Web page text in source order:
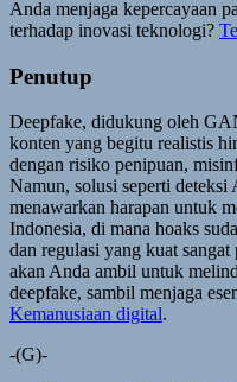
Anda menjaga kepercayaan
terhadap inovasi teknologi?
Penutup
Deepfake, didukung oleh
konten yang begitu realistis
dengan risiko penipuan,
Namun, solusi seperti deteksi
menawarkan harapan untuk
Indonesia, di mana hoaks
dan regulasi yang kuat
akan Anda ambil untuk
deepfake, sambil menjaga
Kemanusiaan digital.
-(G)-